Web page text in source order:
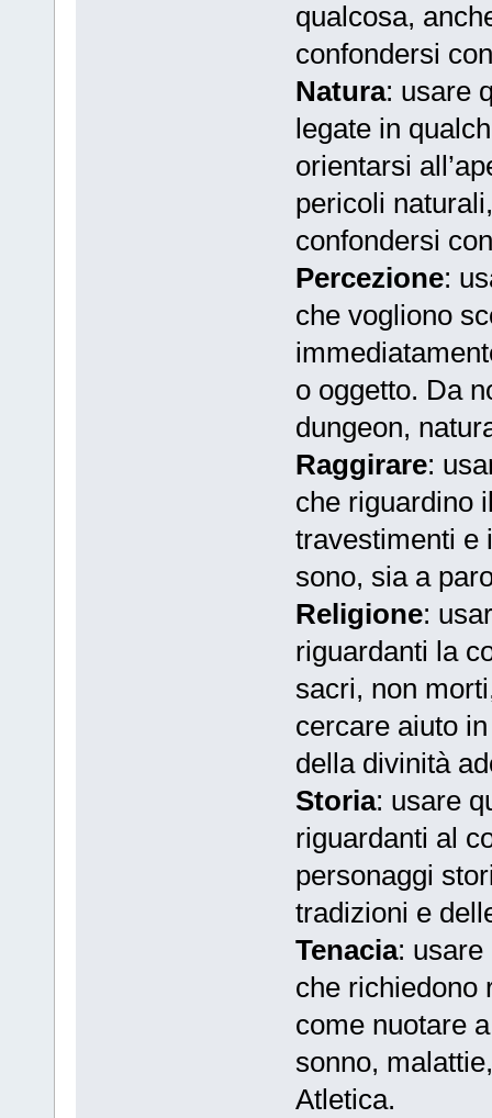
qualcosa,
confondersi
Natura: usare
legate in
orientarsi
pericoli
confondersi
Percezione:
che vogliono
o oggetto. Da
dungeon,
Raggirare:
che riguardino
travestimenti e
sono, sia a
Religione:
riguardanti la
sacri, non
cercare aiuto
della divinità
Storia: usare
riguardanti al
personaggi
tradizioni e
Tenacia: usare
che richiedono
come nuotare
sonno,
Atletica.